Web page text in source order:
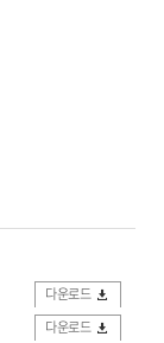
다운로드
다운로드